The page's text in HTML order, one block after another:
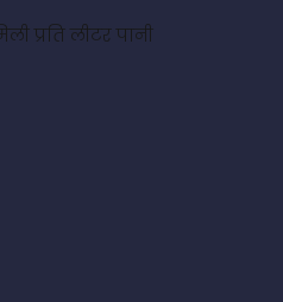
प्रति लीटर पानी